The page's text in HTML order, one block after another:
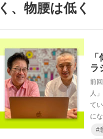
、物腰は低く
ラ
前
人
て
に
#